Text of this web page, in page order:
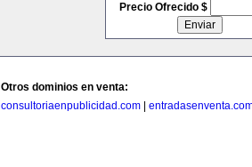
Precio Ofrecido $
Otros dominios en venta:
consultoriaenpublicidad.com